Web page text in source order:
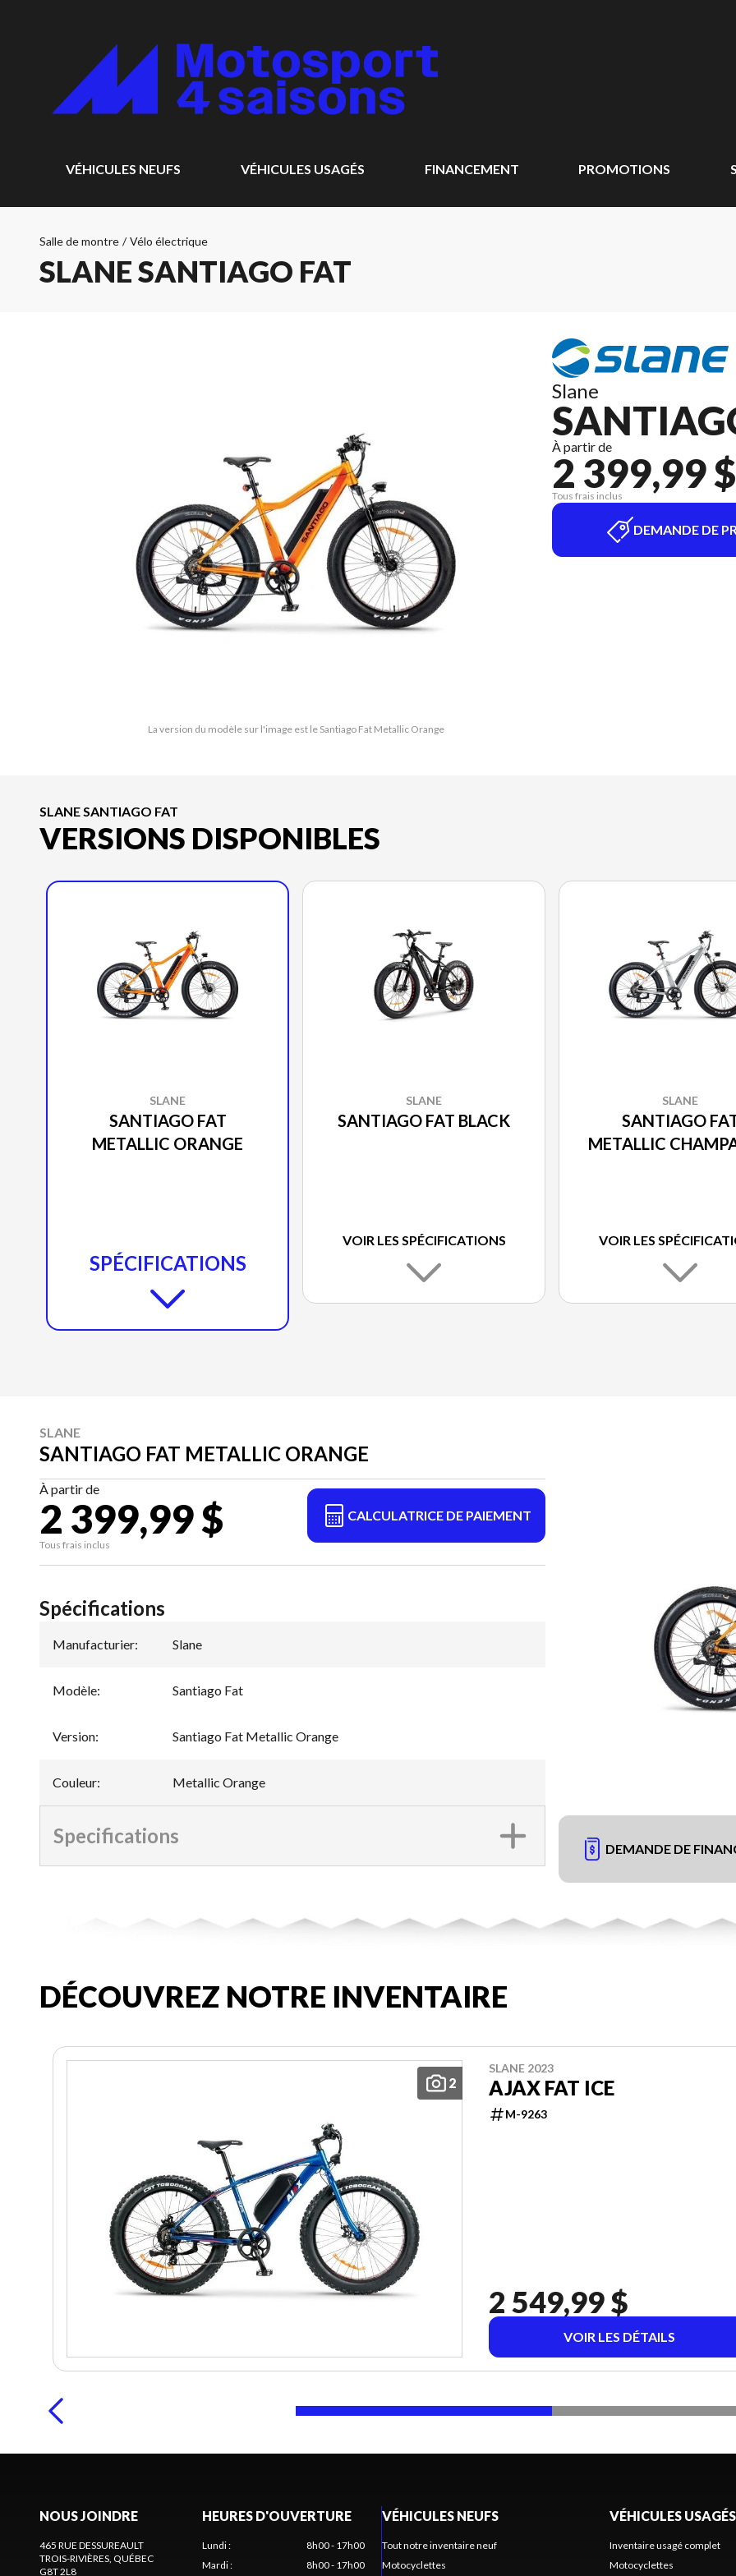
VÉHICULES NEUFS VÉHICULES USAGÉS FINANCEMENT PROMOTIONS
Salle de montre / Vélo électrique
SLANE SANTIAGO FAT
La version du modèle sur l'image est le Santiago Fat Metallic Orange
Slane
À partir de
2 399,99 $
Tous frais inclus
DEMANDE DE
SLANE SANTIAGO FAT
VERSIONS DISPONIBLES
SLANE
SANTIAGO FAT
METALLIC ORANGE
SPÉCIFICATIONS
SLANE
SANTIAGO FAT BLACK
VOIR LES SPÉCIFICATIONS
SLANE
SANTIAGO
METALLIC
VOIR LES
SLANE
SANTIAGO FAT METALLIC ORANGE
À partir de
2 399,99 $
Tous frais inclus
CALCULATRICE DE PAIEMENT
DEMANDE DE
Spécifications
Manufacturier: Slane
Modèle: Santiago Fat
Version: Santiago Fat Metallic Orange
Couleur: Metallic Orange
Specifications
DÉCOUVREZ NOTRE INVENTAIRE
2
SLANE 2023
AJAX FAT ICE
M-9263
2 549,99 $
VOIR LES DÉTAILS
NOUS JOINDRE
465 RUE DESSUREAULT
TROIS-RIVIÈRES , QUÉBEC
G8T 2L8
HEURES D'OUVERTURE
Lundi:
8h00 - 17h00
Mardi: 8h00 - 17h00
VÉHICULES NEUFS
Tout notre inventaire neuf
Motocyclettes
VÉHICULES USAGÉS
Inventaire usagé complet
Motocyclettes